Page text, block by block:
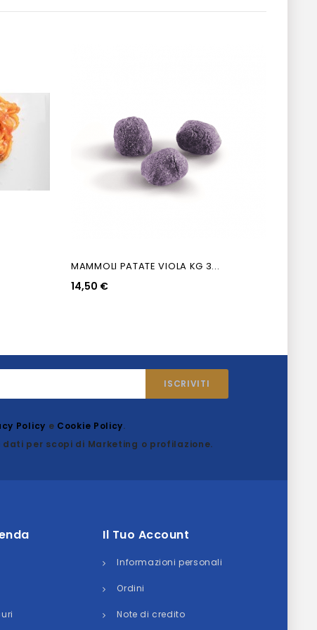
MAMMOLI PATATE VIOLA KG 3...
14,50 €
Policy e Cookie Policy.
per scopi di Marketing o profilazione.
Il Tuo Account
Informazioni personali
Ordini
Note di credito